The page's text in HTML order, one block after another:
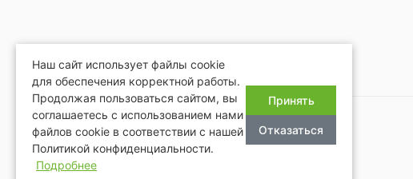
2026 © Благопар
Наш сайт использует файлы cookie
для обеспечения корректной работы.
Продолжая пользоваться сайтом, вы
соглашаетесь с использованием нами
файлов cookie в соответствии с нашей
Политикой конфиденциальности.
Подробнее
Принять
Отказаться